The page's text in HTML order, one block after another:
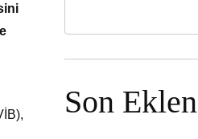
Son